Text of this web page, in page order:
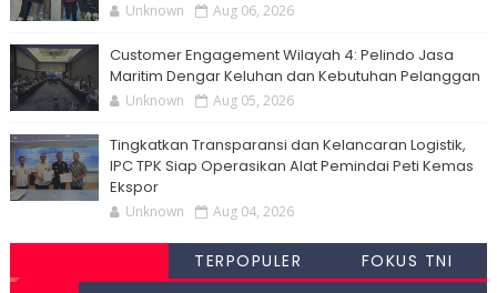
Unknown Aug 06, 2026
Customer Engagement Wilayah 4: Pelindo Jasa
Maritim Dengar Keluhan dan Kebutuhan Pelanggan
Unknown Aug 05, 2026
Tingkatkan Transparansi dan Kelancaran Logistik,
IPC TPK Siap Operasikan Alat Pemindai Peti Kemas
Ekspor
Unknown Aug 04, 2026
TERPOPULER FOKUS TNI